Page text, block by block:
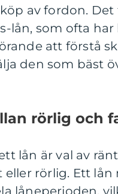
av fordon. Det
lån, som ofta
att förstå
den som bäst
rörlig och
lån är val av
eller rörlig. Ett
låneperioden,